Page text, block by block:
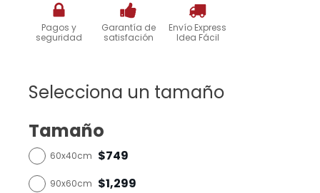
Pagos y
seguridad
Garantía de
satisfación
Envío Express
Idea Fácil
Selecciona un tamaño
Tamaño
60x40cm $749
90x60cm $1,299